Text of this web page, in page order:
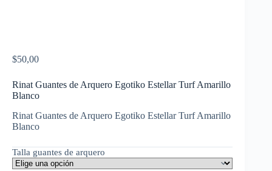
$50,00
Rinat Guantes de Arquero Egotiko Estellar Turf Amarillo
Blanco
Rinat Guantes de Arquero Egotiko Estellar Turf Amarillo
Blanco
Talla guantes de arquero